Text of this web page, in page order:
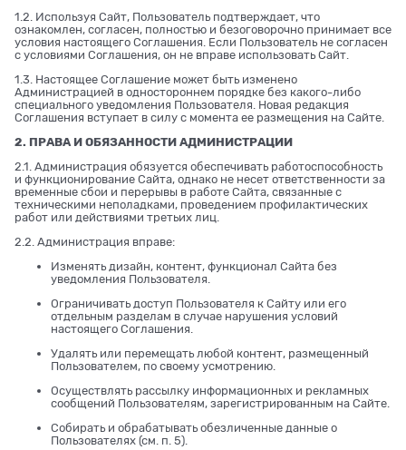
1.2. Используя Сайт, Пользователь подтверждает, что
ознакомлен, согласен, полностью и безоговорочно принимает все
условия настоящего Соглашения. Если Пользователь не согласен
с условиями Соглашения, он не вправе использовать Сайт.
1.3. Настоящее Соглашение может быть изменено
Администрацией в одностороннем порядке без какого-либо
специального уведомления Пользователя. Новая редакция
Соглашения вступает в силу с момента ее размещения на Сайте.
2. ПРАВА И ОБЯЗАННОСТИ АДМИНИСТРАЦИИ
2.1. Администрация обязуется обеспечивать работоспособность
и функционирование Сайта, однако не несет ответственности за
временные сбои и перерывы в работе Сайта, связанные с
техническими неполадками, проведением профилактических
работ или действиями третьих лиц.
2.2. Администрация вправе:
Изменять дизайн, контент, функционал Сайта без
уведомления Пользователя.
Ограничивать доступ Пользователя к Сайту или его
отдельным разделам в случае нарушения условий
настоящего Соглашения.
Удалять или перемещать любой контент, размещенный
Пользователем, по своему усмотрению.
Осуществлять рассылку информационных и рекламных
сообщений Пользователям, зарегистрированным на Сайте.
Собирать и обрабатывать обезличенные данные о
Пользователях (см. п. 5).